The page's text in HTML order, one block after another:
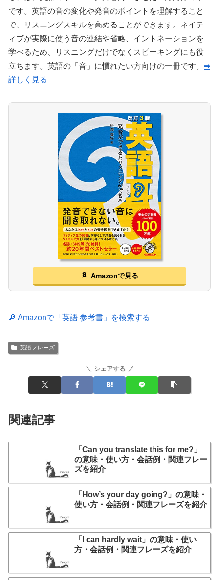
です。英語の音の変化や発音のポイントを理解すること
で、リスニングスキルを高めることができます。ネイテ
ィブが実際に使う音の連結や省略、イントネーションを
学べるため、リスニングだけでなくスピーキングにも役
立ちます。英語の「音」に慣れたい方向けの一冊です。 ➡
詳しく見る
Amazonで見る
🔎 Amazonで「英語 参考書」を検索する
英語フレーズ
＼ シェアする ／
関連記事
「Can you translate this for me?」
の意味・使い方・会話例・関連フレー
ズを紹介
「How’s your day going?」の意味・
使い方・会話例・関連フレーズを紹介
「I can hardly wait」の意味・使い
方・会話例・関連フレーズを紹介